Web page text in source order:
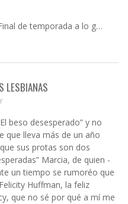
de temporada a lo g…
LESBIANAS
beso desesperado” y no
que lleva más de un año
sus protas son dos
Marcia, de quien -
un tiempo se rumoréo que
Huffman, la feliz
que no sé por qué a mí me